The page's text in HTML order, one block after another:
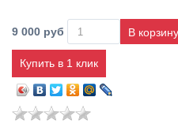
9 000 руб
Купить в 1 клик